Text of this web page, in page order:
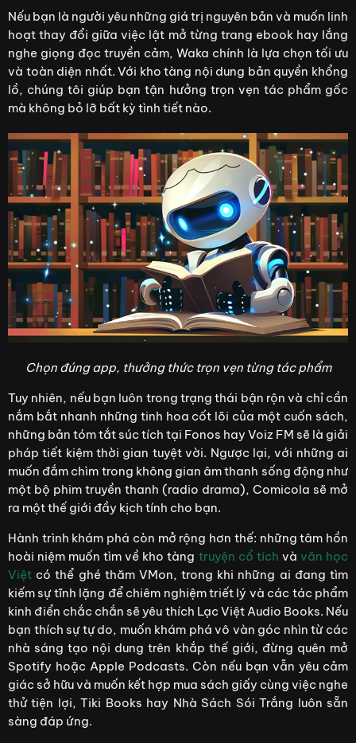
Nếu bạn là người yêu những giá trị nguyên bản và muốn linh
hoạt thay đổi giữa việc lật mở từng trang ebook hay lắng
nghe giọng đọc truyền cảm, Waka chính là lựa chọn tối ưu
và toàn diện nhất. Với kho tàng nội dung bản quyền khổng
lồ, chúng tôi giúp bạn tận hưởng trọn vẹn tác phẩm gốc
mà không bỏ lỡ bất kỳ tình tiết nào.
Chọn đúng app, thưởng thức trọn vẹn từng tác phẩm
Tuy nhiên, nếu bạn luôn trong trạng thái bận rộn và chỉ cần
nắm bắt nhanh những tinh hoa cốt lõi của một cuốn sách,
những bản tóm tắt súc tích tại Fonos hay Voiz FM sẽ là giải
pháp tiết kiệm thời gian tuyệt vời. Ngược lại, với những ai
muốn đắm chìm trong không gian âm thanh sống động như
một bộ phim truyền thanh (radio drama), Comicola sẽ mở
ra một thế giới đầy kịch tính cho bạn.
Hành trình khám phá còn mở rộng hơn thế: những tâm hồn
hoài niệm muốn tìm về kho tàng truyện cổ tích và văn học
Việt có thể ghé thăm VMon, trong khi những ai đang tìm
kiếm sự tĩnh lặng để chiêm nghiệm triết lý và các tác phẩm
kinh điển chắc chắn sẽ yêu thích Lạc Việt Audio Books. Nếu
bạn thích sự tự do, muốn khám phá vô vàn góc nhìn từ các
nhà sáng tạo nội dung trên khắp thế giới, đừng quên mở
Spotify hoặc Apple Podcasts. Còn nếu bạn vẫn yêu cảm
giác sở hữu và muốn kết hợp mua sách giấy cùng việc nghe
thử tiện lợi, Tiki Books hay Nhà Sách Sói Trắng luôn sẵn
sàng đáp ứng.